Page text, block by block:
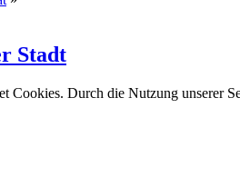
Stadt
Cookies. Durch die Nutzung unserer